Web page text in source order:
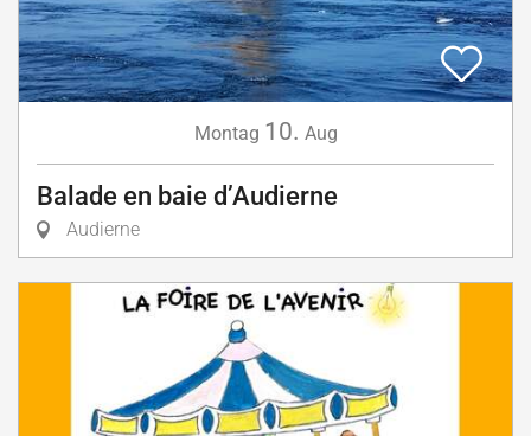
Montag 10. Aug
Balade en baie d’Audierne
Audierne